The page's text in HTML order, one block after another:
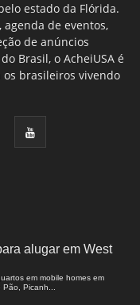
estado da Flórida.
de eventos,
de anúncios
Brasil, o AcheiUSA é
brasileiros vivendo
alugar em West
em mobile homes em
Picanh...